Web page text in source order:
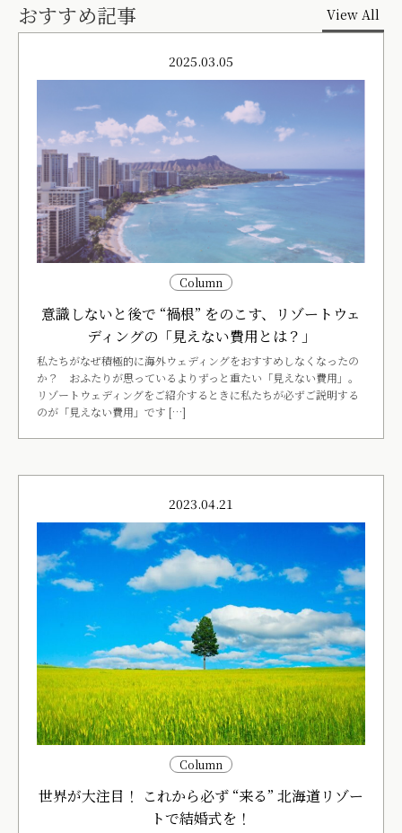
おすすめ記事 View All
2025.03.05
Column
意識しないと後で “禍根” をのこす、リゾートウェ
ディングの「見えない費用とは？」
私たちがなぜ積極的に海外ウェディングをおすすめしなくなったの
か？ おふたりが思っているよりずっと重たい「見えない費用」。
リゾートウェディングをご紹介するときに私たちが必ずご説明する
のが「見えない費用」です […]
2023.04.21
Column
世界が大注目！ これから必ず “来る” 北海道リゾー
トで結婚式を！